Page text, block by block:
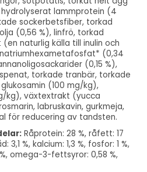
hydrolyserat lammprotein (4
sockerbetsfiber, torkad
(0,56 %), linfrö, torkad
naturlig källa till inulin och
(0,34
(0,15 %),
torkade tranbär, torkade
(100 mg/kg),
kg), växtextrakt (yucca
labruskavin, gurkmeja,
för reducering av tandsten.
Råprotein: 28 %, råfett: 17
3,1 %, kalcium: 1,3 %, fosfor: 1 %,
omega-3-fettsyror: 0,58 %,